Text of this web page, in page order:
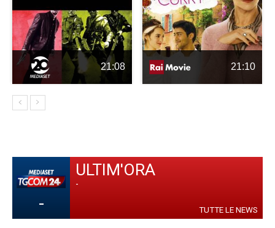
21:08 21:10
-
ULTIM'ORA
-
TUTTE LE NEWS